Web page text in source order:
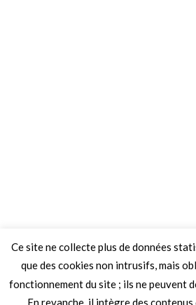
Ce site ne collecte plus de données
que des cookies non intrusifs, mais
fonctionnement du site ; ils ne peuvent
En revanche, il intègre des contenus